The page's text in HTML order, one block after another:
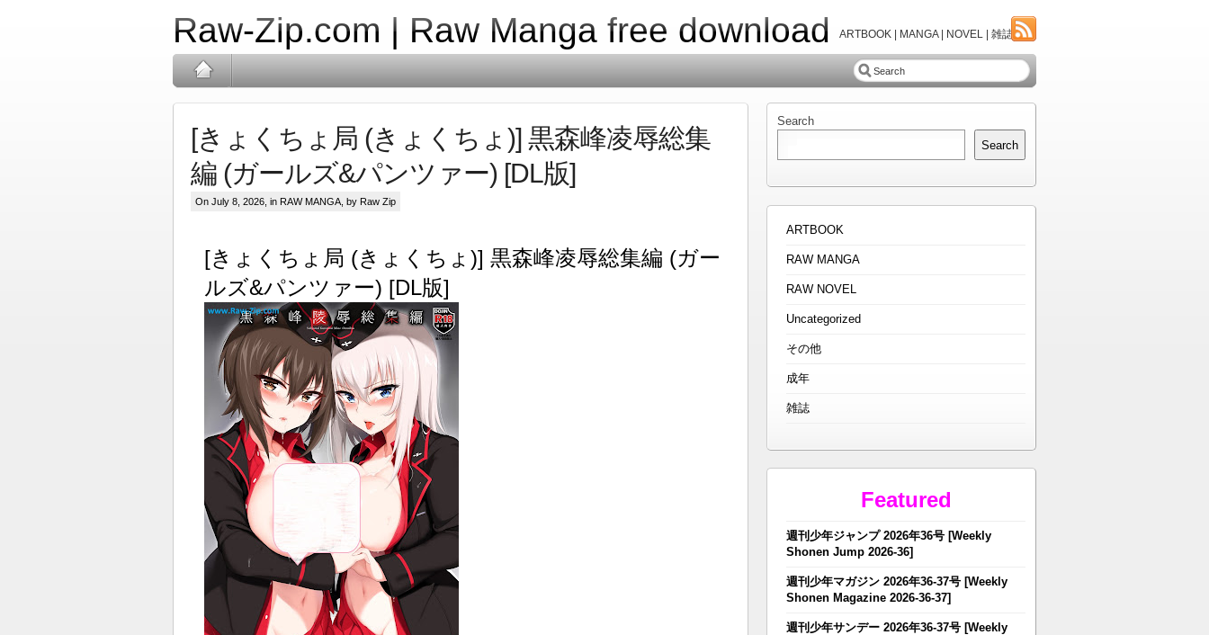
Raw-Zip.com | Raw Manga free download ARTBOOK | MANGA | NOVEL | 雑誌
[きょくちょ局 (きょくちょ)] 黒森峰凌辱総集
編 (ガールズ&パンツァー) [DL版]
On July 8, 2026, in RAW MANGA , by Raw Zip
[きょくちょ局 (きょくちょ)] 黒森峰凌辱総集編 (ガー
ルズ&パンツァー) [DL版]
Search
Search
ARTBOOK
RAW MANGA
RAW NOVEL
Uncategorized
その他
成年
雑誌
Featured
週刊少年ジャンプ 2026年36号 [Weekly
Shonen Jump 2026-36]
週刊少年マガジン 2026年36-37号 [Weekly
Shonen Magazine 2026-36-37]
週刊少年サンデー 2026年36-37号 [Weekly